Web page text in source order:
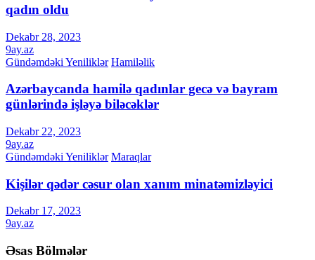
qadın oldu
Dekabr 28, 2023
9ay.az
Gündəmdəki Yeniliklər Hamiləlik
Azərbaycanda hamilə qadınlar gecə və bayram
günlərində işləyə biləcəklər
Dekabr 22, 2023
9ay.az
Gündəmdəki Yeniliklər Maraqlar
Kişilər qədər cəsur olan xanım minatəmizləyici
Dekabr 17, 2023
9ay.az
Əsas Bölmələr